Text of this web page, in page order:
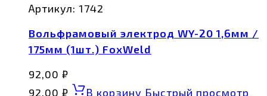
Артикул: 1742
Вольфрамовый электрод WY-20 1,6мм /
175мм (1шт.) FoxWeld
92,00 ₽
92,00 ₽ В корзину Быстрый просмотр